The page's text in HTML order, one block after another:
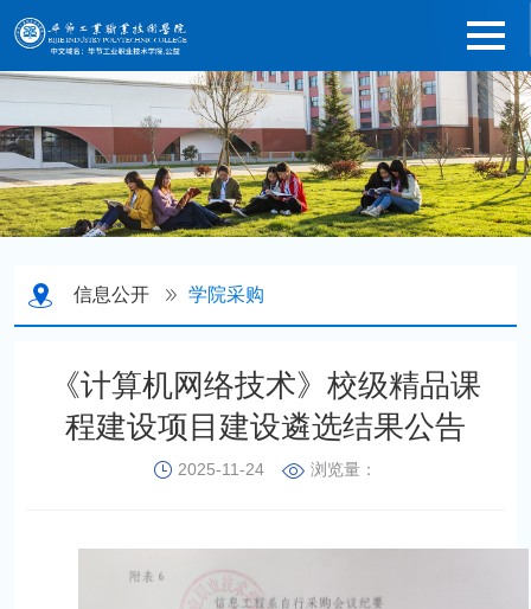
信息公开 学院采购
《计算机网络技术》校级精品课
程建设项目建设遴选结果公告
2025-11-24 浏览量：